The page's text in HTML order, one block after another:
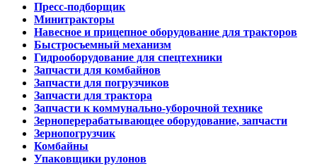
Пресс-подборщик
Минитракторы
Навесное и прицепное оборудование для тракторов
Быстросъемный механизм
Гидрооборудование для спецтехники
Запчасти для комбайнов
Запчасти для погрузчиков
Запчасти для трактора
Запчасти к коммунально-уборочной технике
Зерноперерабатывающее оборудование, запчасти
Зернопогрузчик
Комбайны
Упаковщики рулонов